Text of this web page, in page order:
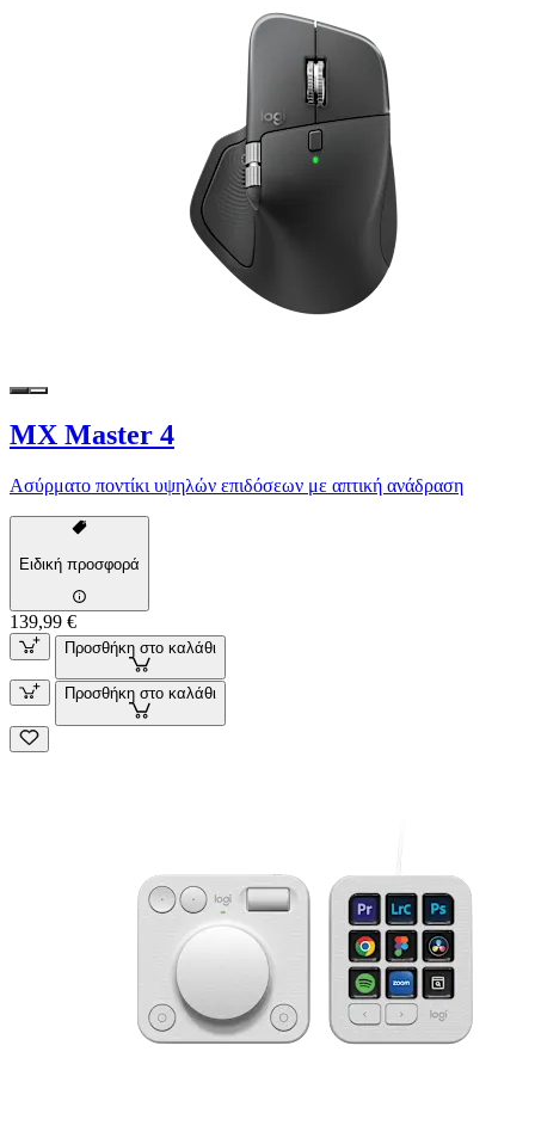
MX Master 4
Ασύρματο ποντίκι υψηλών επιδόσεων με απτική ανάδραση
Ειδική προσφορά
139,99 €
Προσθήκη στο καλάθι
Προσθήκη στο καλάθι